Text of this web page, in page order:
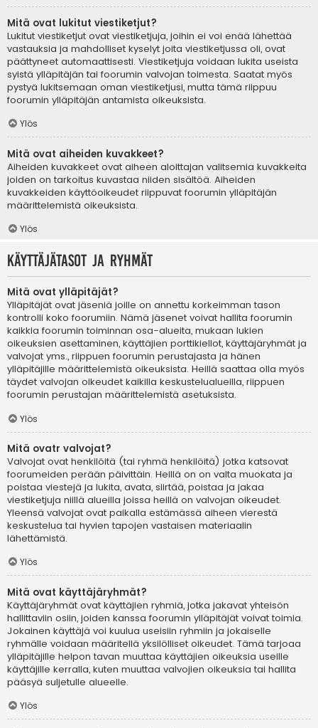
Mitä ovat lukitut viestiketjut?
Lukitut viestiketjut ovat viestiketjuja, joihin ei voi enää lähettää
vastauksia ja mahdolliset kyselyt joita viestiketjussa oli, ovat
päättyneet automaattisesti. Viestiketjuja voidaan lukita useista
syistä ylläpitäjän tai foorumin valvojan toimesta. Saatat myös
pystyä lukitsemaan oman viestiketjusi, mutta tämä riippuu
foorumin ylläpitäjän antamista oikeuksista.
Ylös
Mitä ovat aiheiden kuvakkeet?
Aiheiden kuvakkeet ovat aiheen aloittajan valitsemia kuvakkeita
joiden on tarkoitus kuvastaa niiden sisältöä. Aiheiden
kuvakkeiden käyttöoikeudet riippuvat foorumin ylläpitäjän
määrittelemistä oikeuksista.
Ylös
Käyttäjätasot ja ryhmät
Mitä ovat ylläpitäjät?
Ylläpitäjät ovat jäseniä joille on annettu korkeimman tason
kontrolli koko foorumiin. Nämä jäsenet voivat hallita foorumin
kaikkia foorumin toiminnan osa-alueita, mukaan lukien
oikeuksien asettaminen, käyttäjien porttikiellot, käyttäjäryhmät ja
valvojat yms., riippuen foorumin perustajasta ja hänen
ylläpitäjille määrittelemistä oikeuksista. Heillä saattaa olla myös
täydet valvojan oikeudet kaikilla keskustelualueilla, riippuen
foorumin perustajan määrittelemistä asetuksista.
Ylös
Mitä ovatr valvojat?
Valvojat ovat henkilöitä (tai ryhmä henkilöitä) jotka katsovat
foorumeiden perään päivittäin. Heillä on on valta muokata ja
poistaa viestejä ja lukita, avata, siirtää, poistaa ja jakaa
viestiketjuja niillä alueilla joissa heillä on valvojan oikeudet.
Yleensä valvojat ovat paikalla estämässä aiheen vierestä
keskustelua tai hyvien tapojen vastaisen materiaalin
lähettämistä.
Ylös
Mitä ovat käyttäjäryhmät?
Käyttäjäryhmät ovat käyttäjien ryhmiä, jotka jakavat yhteisön
hallittaviin osiin, joiden kanssa foorumin ylläpitäjät voivat toimia.
Jokainen käyttäjä voi kuulua useisiin ryhmiin ja jokaiselle
ryhmälle voidaan määritellä yksilölliset oikeudet. Tämä tarjoaa
ylläpitäjille helpon tavan muuttaa käyttäjien oikeuksia useille
käyttäjille kerralla, kuten muuttaa valvojien oikeuksia tai hallita
pääsyä suljetulle alueelle.
Ylös